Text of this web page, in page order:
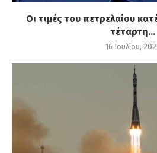
Οι τιμές του πετρελαίου
τέταρτη...
16 Ιουλίου,